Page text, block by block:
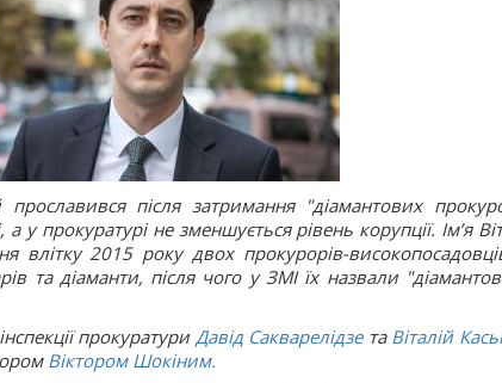
прославився після затримання "діамантових
прокуратурі не зменшується рівень корупції. Ім’я
влітку 2015 року двох прокурорів-
та діаманти, після чого у ЗМІ їх назвали
прокуратури Давід Сакварелідзета Віталій
Віктором Шокіним.